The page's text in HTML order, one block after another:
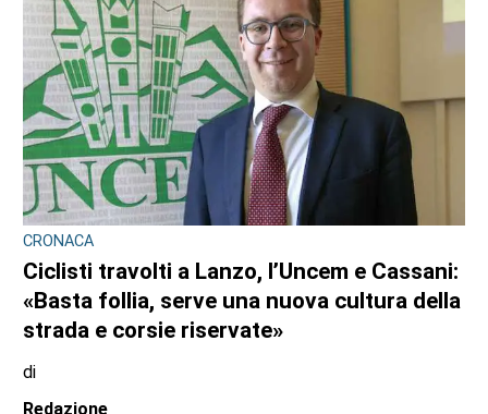
CRONACA
Nubifragio sul Canavese, albero caduto tra
Front e Favria
di